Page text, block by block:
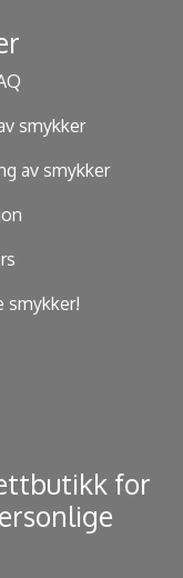
smykker
av smykker
smykker!
for